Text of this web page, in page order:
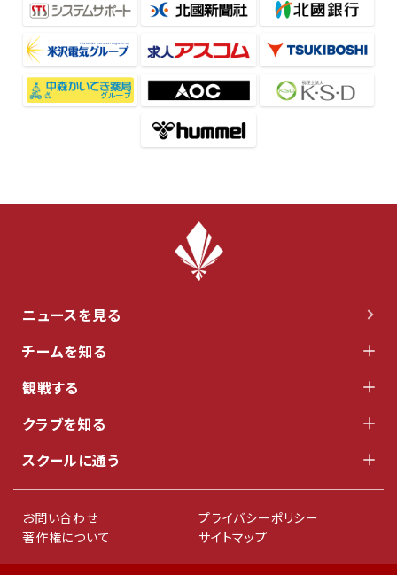
ニュースを見る
チームを知る
観戦する
クラブを知る
スクールに通う
お問い合わせ
プライバシーポリシー
著作権について
サイトマップ